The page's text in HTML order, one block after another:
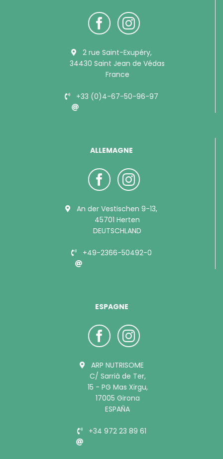
2 rue Saint-Exupéry,
34430 Saint Jean de Védas
France
+33 (0)4-67-50-96-97
ALLEMAGNE
An der Vestischen 9-13,
45701 Herten
DEUTSCHLAND
+49-2366-50492-0
ESPAGNE
ARP NUTRISOME
C/ Sarrià de Ter,
15 - PG Mas Xirgu,
17005 Girona
ESPAÑA
+34 972 23 89 61